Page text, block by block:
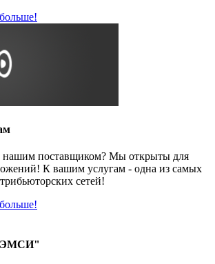
нашим поставщиком? Мы открыты для
К вашим услугам - одна из самых
сетей!